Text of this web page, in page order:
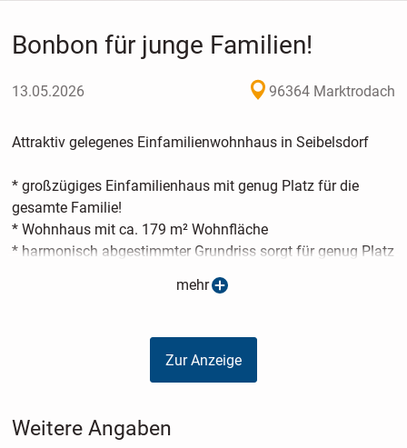
Bonbon für junge Familien!
13.05.2026 96364 Marktrodach
Attraktiv gelegenes Einfamilienwohnhaus in Seibelsdorf
* großzügiges Einfamilienhaus mit genug Platz für die
gesamte Familie!
* Wohnhaus mit ca. 179 m² Wohnfläche
* harmonisch abgestimmter Grundriss sorgt für genug Platz
für die gesamte Familie und bietet gleichzeitig viel
- Eingangsbereich mit Windfang und Diele
- offener Wohn- und Essbereich mit Ausgang ins Freie und
offene Küche incl. moderner Einbauküche
- ein Kaminofen spendet behagliche Wärme
mehr
Zur Anzeige
Weitere Angaben